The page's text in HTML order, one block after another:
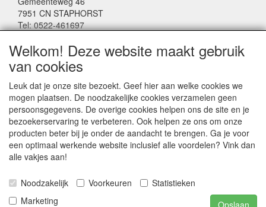
7951 CN STAPHORST
Tel: 0522-461697
Facebook: www.facebook.com/roelspeelgoed
Openingstijden Winkel:
Maandag t/m Vrijdag: 9:00 - 17:30
Zaterdag: 9:00 - 17:00
Donderdagavond koopavond: 19:00 - 21:00
SERVICE
Welkom! Deze website maakt gebruik
van cookies
Leuk dat je onze site bezoekt. Geef hier aan welke cookies we
mogen plaatsen. De noodzakelijke cookies verzamelen geen
persoonsgegevens. De overige cookies helpen ons de site en je
bezoekerservaring te verbeteren. Ook helpen ze ons om onze
producten beter bij je onder de aandacht te brengen. Ga je voor
een optimaal werkende website inclusief alle voordelen? Vink dan
alle vakjes aan!
Noodzakelijk Voorkeuren
Statistieken
Marketing
Opslaan